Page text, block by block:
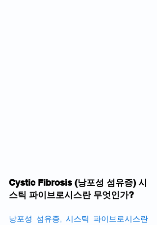
Cystic Fibrosis (낭포성 섬유증) 시
스틱 파이브로시스란 무엇인가?
낭포성 섬유증, 시스틱 파이브로시스란